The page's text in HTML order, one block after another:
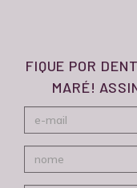
FIQUE POR
MARÉ!